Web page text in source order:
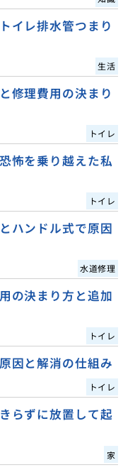
イレ排水管つまり
生活
修理費用の決まり
トイレ
怖を乗り越えた私
トイレ
ハンドル式で原因
水道修理
の決まり方と追加
トイレ
因と解消の仕組み
トイレ
らずに放置して起
家